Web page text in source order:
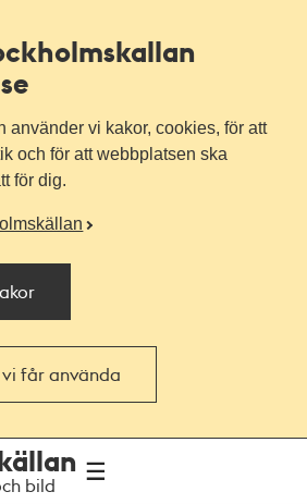
använder vi kakor, cookies, för att
och för att webbplatsen ska
för dig.
får använda
bild